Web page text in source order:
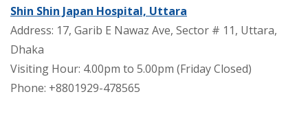
Shin Shin Japan Hospital, Uttara
Address: 17, Garib E Nawaz Ave, Sector # 11, Uttara,
Dhaka
Visiting Hour: 4.00pm to 5.00pm (Friday Closed)
Phone: +8801929-478565